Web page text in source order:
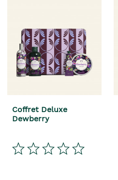
Coffret Deluxe
Dewberry